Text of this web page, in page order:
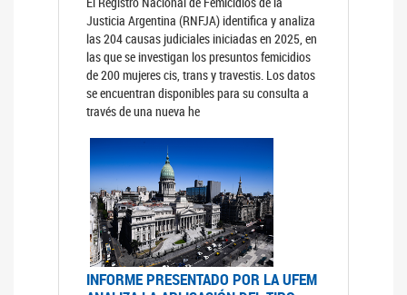
Justicia Argentina (RNFJA) identifica y analiza
las 204 causas judiciales iniciadas en 2025, en
las que se investigan los presuntos femicidios
de 200 mujeres cis, trans y travestis. Los datos
se encuentran disponibles para su consulta a
través de una nueva he
INFORME PRESENTADO POR LA UFEM